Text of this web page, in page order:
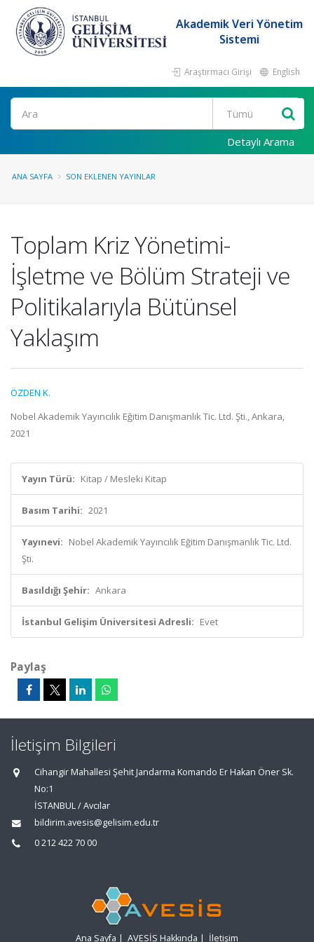
Akademik Veri Yönetim
Sistemi
Araştırmacı Girişi English
Ara
Detaylı Arama
ANA SAYFA SON EKLENEN YAYINLAR
Toplam Kriz Yönetimi-
İşletme ve Bölüm Strateji ve
Politikalarıyla Bütünsel
Yaklaşım
ÖZDEN K.
Nobel Akademik Yayıncılık Eğitim Danışmanlık Tic. Ltd. Şti., Ankara,
2021
Yayın Türü: Kitap / Mesleki Kitap
Basım Tarihi: 2021
Yayınevi: Nobel Akademik Yayıncılık Eğitim Danışmanlık Tic. Ltd.
Şti.
Basıldığı Şehir: Ankara
İstanbul Gelişim Üniversitesi Adresli: Evet
Paylaş
İletişim Bilgileri
Cihangir Mahallesi Şehit Jandarma Komando Er Hakan Öner Sk.
No:1
İSTANBUL / Avcılar
bildirim.avesis@gelisim.edu.tr
0 212 422 70 00
Ana Sayfa | AVESİS Hakkında | İletişim